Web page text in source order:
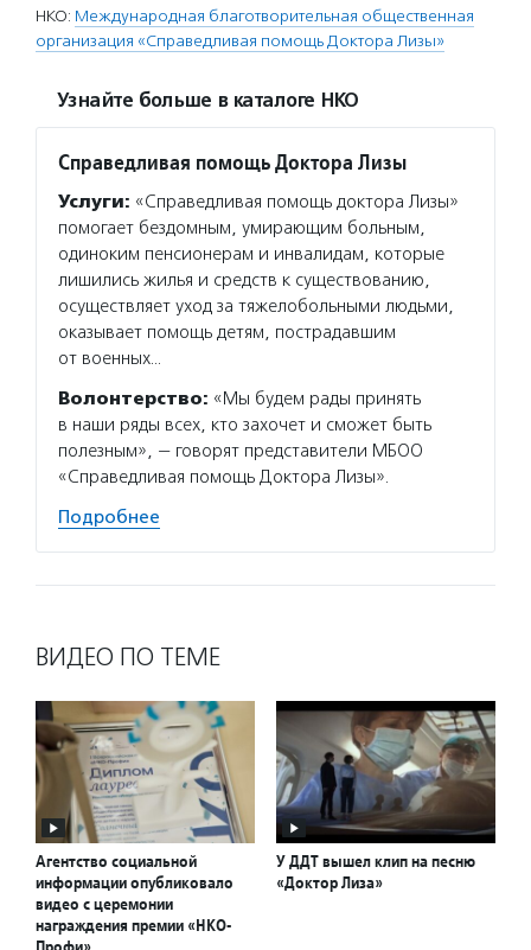
НКО: Международная благотворительная общественная
организация «Справедливая помощь Доктора Лизы»
Узнайте больше в каталоге НКО
Справедливая помощь Доктора Лизы
Услуги: «Справедливая помощь доктора Лизы»
помогает бездомным, умирающим больным,
одиноким пенсионерам и инвалидам, которые
лишились жилья и средств к существованию,
осуществляет уход за тяжелобольными людьми,
оказывает помощь детям, пострадавшим
от военных…
Волонтерство: «Мы будем рады принять
в наши ряды всех, кто захочет и сможет быть
полезным», — говорят представители МБОО
«Справедливая помощь Доктора Лизы».
Подробнее
ВИДЕО ПО ТЕМЕ
Агентство социальной
информации опубликовало
видео с церемонии
награждения премии «НКО-
У ДДТ вышел клип на песню
«Доктор Лиза»